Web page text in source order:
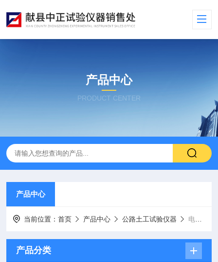
产品中心
PRODUCT CENTER
产品中心
当前位置：首页 产品中心 公路土工试验仪器 电动碟式液限仪
产品分类